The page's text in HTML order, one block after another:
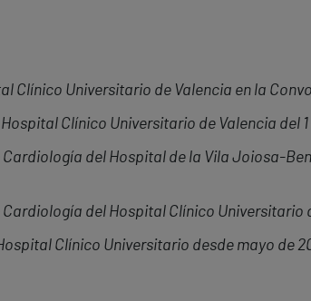
Clínico Universitario de Valencia en la
Clínico Universitario de Valencia del 1
del Hospital de la Vila Joiosa-
del Hospital Clínico Universitario
Clínico Universitario desde mayo de